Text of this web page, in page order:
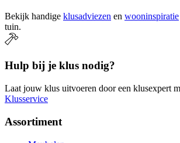
Bekijk handige klusadviezen en wooninspiratie
tuin.
Hulp bij je klus nodig?
Laat jouw klus uitvoeren door een klusexpert
Klusservice
Assortiment